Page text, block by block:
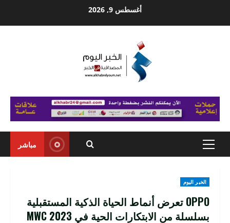
أغسطس 9, 2026
Primary
مباشر
الخبر اليوم
OPPO تعرض أنماط الحياة الذكية المستقبلية
بسلسلة من الابتكارات الحية في MWC 2023